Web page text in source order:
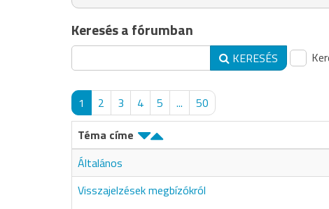
Keresés a fórumban
KERESÉS
1 2 3 4 5 ... 50
Téma címe
Általános
Visszajelzések megbízókról